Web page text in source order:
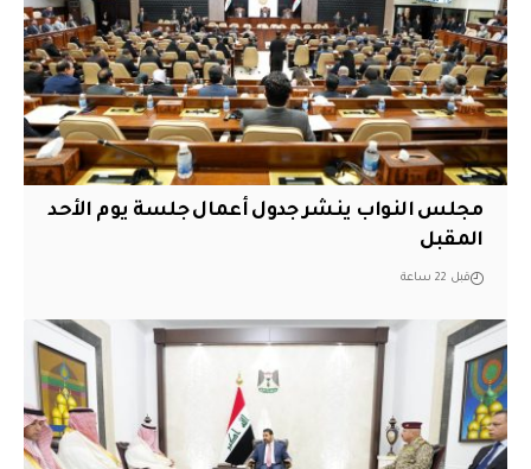
مجلس النواب ينشر جدول أعمال جلسة يوم الأحد
المقبل
قبل 22 ساعة